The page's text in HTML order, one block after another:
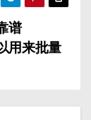
谱
用来批量